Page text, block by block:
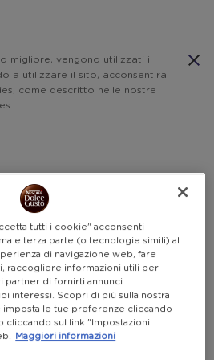
migliore, vengono utilizzati i
a utilizzare il sito, acconsentirai
come descritto nelle nostre
tutti i cookie" acconsenti
e terza parte (o tecnologie simili) al
di navigazione web, fare
raccogliere informazioni utili per
partner di fornirti annunci
interessi. Scopri di più sulla nostra
imposta le tue preferenze cliccando
cliccando sul link "Impostazioni
Maggiori informazioni